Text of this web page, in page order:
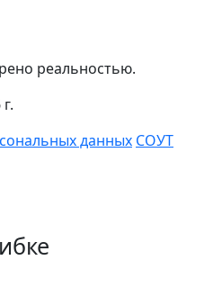
реальностью.
данных СОУТ